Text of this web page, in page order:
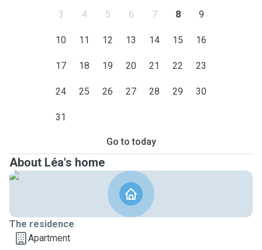
3 4 5 6 7 8 9
10 11 12 13 14 15 16
17 18 19 20 21 22 23
24 25 26 27 28 29 30
31
Go to today
About Léa's home
The residence
Apartment